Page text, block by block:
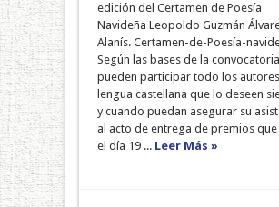
edición del Certamen de Poesía
Navideña Leopoldo Guzmán
Alanís. Certamen-de-Poesía-
Según las bases de la convocatoria
pueden participar todo los
lengua castellana que lo deseen
y cuando puedan asegurar su
al acto de entrega de premios que
el día 19 ... Leer Más »